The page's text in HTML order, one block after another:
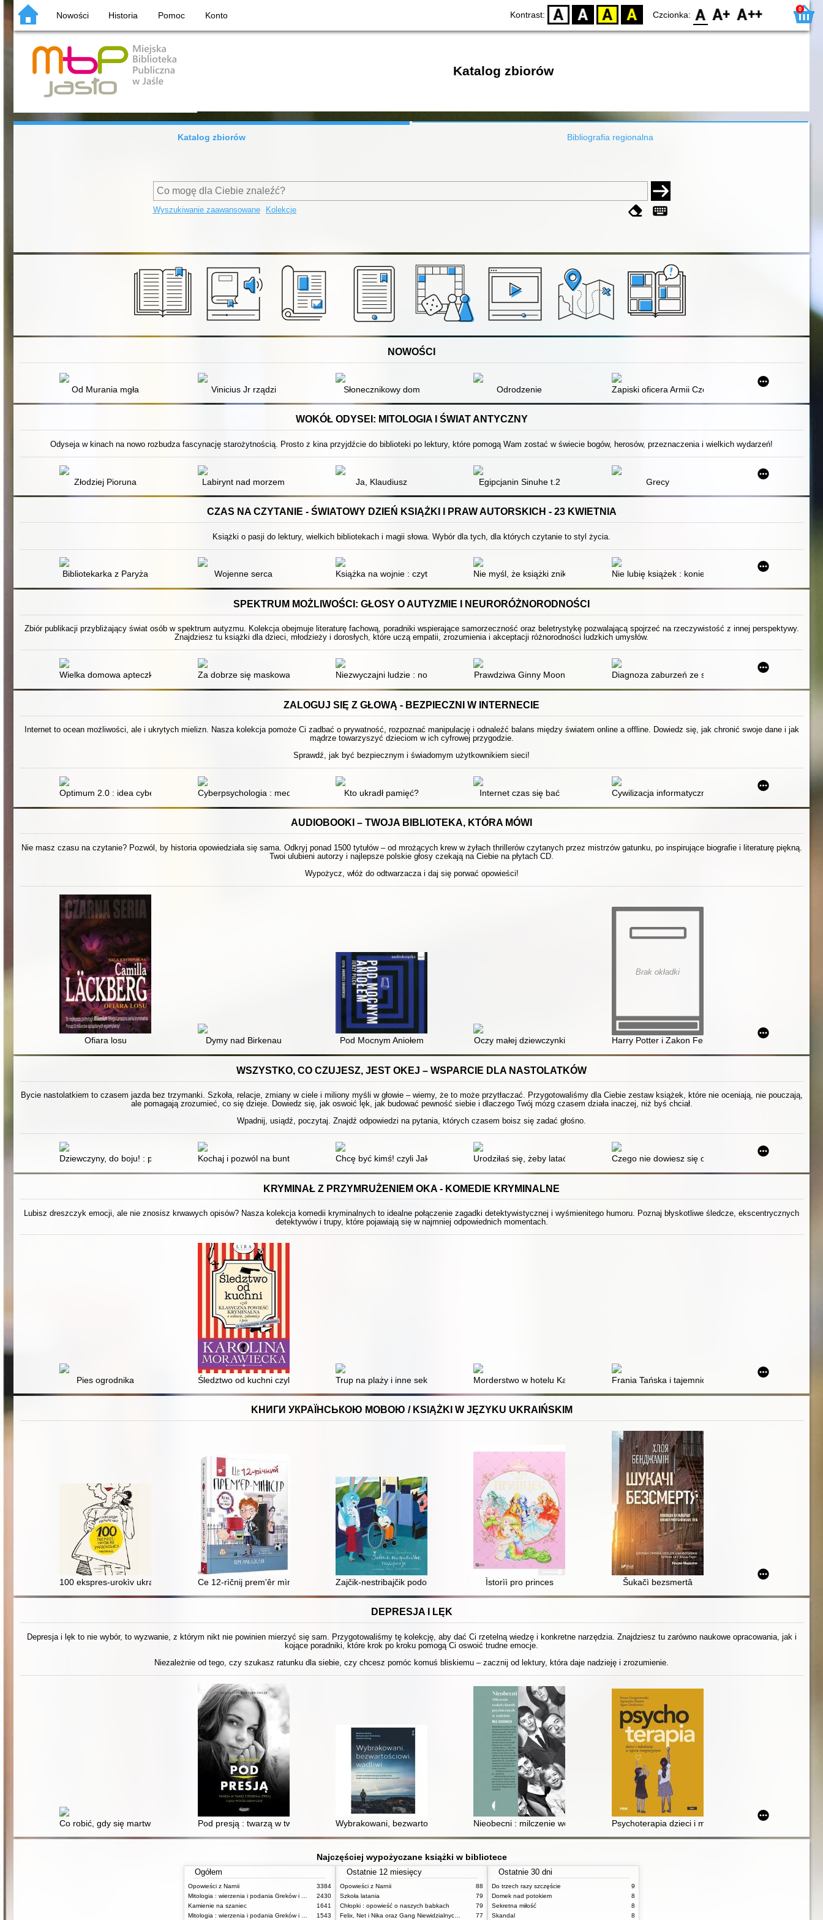
Nowości Historia Pomoc Konto Kontrast: D BW YB BY Czcionka: F0 F1 F2 0
Katalog zbiorów
Katalog zbiorów Bibliografia regionalna
Wyszukiwanie zaawansowane Kolekcje
NOWOŚCI
Od Murania mgła Vinicius Jr rządzi Słonecznikowy dom Odrodzenie Zapiski oficera Armii Czerwonej
WOKÓŁ ODYSEI: MITOLOGIA I ŚWIAT ANTYCZNY
Odyseja w kinach na nowo rozbudza fascynację starożytnością. Prosto z kina przyjdźcie do biblioteki po lektury, które pomogą Wam zostać w świecie bogów, herosów, przeznaczenia i wielkich wydarzeń!
Złodziej Pioruna Labirynt nad morzem Ja, Klaudiusz Egipcjanin Sinuhe t.2 Grecy
CZAS NA CZYTANIE - ŚWIATOWY DZIEŃ KSIĄŻKI I PRAW AUTORSKICH - 23 KWIETNIA
Książki o pasji do lektury, wielkich bibliotekach i magii słowa. Wybór dla tych, dla których czytanie to styl życia.
Bibliotekarka z Paryża Wojenne serca Książka na wojnie : czytanie w ogniu walkiNie myśl, że książki znikną Nie lubię książek : koniec kropka
SPEKTRUM MOŻLIWOŚCI: GŁOSY O AUTYZMIE I NEURORÓŻNORODNOŚCI
Zbiór publikacji przybliżający świat osób w spektrum autyzmu. Kolekcja obejmuje literaturę fachową, poradniki wspierające samorzeczność oraz beletrystykę pozwalającą spojrzeć na rzeczywistość z innej perspektywy.
Znajdziesz tu książki dla dzieci, młodzieży i dorosłych, które uczą empatii, zrozumienia i akceptacji różnorodności ludzkich umysłów.
Wielka domowa apteczka psychologiczna : 200 plansz terapeutycznych + materiały online : CBT toolbox
Za dobrze się maskowałam : rozmowy o doświadczeniach kobiet w spektrum autyzmu
Niezwyczajni ludzie : nowe spojrzenie na autyzm
Prawdziwa Ginny Moon Diagnoza zaburzeń ze spektrum autyzmu
ZALOGUJ SIĘ Z GŁOWĄ - BEZPIECZNI W INTERNECIE
Internet to ocean możliwości, ale i ukrytych mielizn. Nasza kolekcja pomoże Ci zadbać o prywatność, rozpoznać manipulację i odnaleźć balans między światem online a offline. Dowiedz się, jak chronić swoje dane i jak
mądrze towarzyszyć dzieciom w ich cyfrowej przygodzie.
Sprawdź, jak być bezpiecznym i świadomym użytkownikiem sieci!
Optimum 2.0 : idea cyberpsychologii pozytywnejCyberpsychologia : media - użytkownicy - zastosowania
Kto ukradł pamięć? Internet czas się bać Cywilizacja informatyczna i internet : konteksty
AUDIOBOOKI – TWOJA BIBLIOTEKA, KTÓRA MÓWI
Nie masz czasu na czytanie? Pozwól, by historia opowiedziała się sama. Odkryj ponad 1500 tytułów – od mrożących krew w żyłach thrillerów czytanych przez mistrzów gatunku, po inspirujące biografie i literaturę piękną.
Twoi ulubieni autorzy i najlepsze polskie głosy czekają na Ciebie na płytach CD.
Wypożycz, włóż do odtwarzacza i daj się porwać opowieści!
Ofiara losu Dymy nad Birkenau Pod Mocnym Aniołem Oczy małej dziewczynki
Brak okładki
Harry Potter i Zakon Feniksa. (CD 1-12) Cz. 1
WSZYSTKO, CO CZUJESZ, JEST OKEJ – WSPARCIE DLA NASTOLATKÓW
Bycie nastolatkiem to czasem jazda bez trzymanki. Szkoła, relacje, zmiany w ciele i miliony myśli w głowie – wiemy, że to może przytłaczać. Przygotowaliśmy dla Ciebie zestaw książek, które nie oceniają, nie pouczają,
ale pomagają zrozumieć, co się dzieje. Dowiedz się, jak oswoić lęk, jak budować pewność siebie i dlaczego Twój mózg czasem działa inaczej, niż byś chciał.
Wpadnij, usiądź, poczytaj. Znajdź odpowiedzi na pytania, których czasem boisz się zadać głośno.
Dziewczyny, do boju! : poradnik młodej aktywistkiKochaj i pozwól na bunt : jak towarzyszyć nastolatkom w dorastaniuChcę być kimś! czyli Jak osiągnąć cele w czasach, gdy wszyscy dookoła mają wywalone. [2]
Urodziłaś się, żeby latać : książka dla Twojej córkiCzego nie dowiesz się od koleżanek : poradnik
KRYMINAŁ Z PRZYMRUŻENIEM OKA - KOMEDIE KRYMINALNE
Lubisz dreszczyk emocji, ale nie znosisz krwawych opisów? Nasza kolekcja komedii kryminalnych to idealne połączenie zagadki detektywistycznej i wyśmienitego humoru. Poznaj błyskotliwe śledcze, ekscentrycznych
detektywów i trupy, które pojawiają się w najmniej odpowiednich momentach.
Pies ogrodnika Śledztwo od kuchni czyli Klasyczna powieść kryminalna o wdowie, zakonnicy i psie (z kulinarnym podtekstem)
Trup na plaży i inne sekrety rodzinneMorderstwo w hotelu Kattowitz Frania Tańska i tajemnica zaginionego obrazu
KНИГИ УКРАЇНСЬКОЮ МОВОЮ / KSIĄŻKI W JĘZYKU UKRAIŃSKIM
100 ekspres-urokìv ukraïns'koï. Častina 2Ce 12-rìčnij prem'êr mìnìstr Zajčik-nestribajčik podorožuê Ìstorìì pro princes Šukačì bezsmertâ
DEPRESJA I LĘK
Depresja i lęk to nie wybór, to wyzwanie, z którym nikt nie powinien mierzyć się sam. Przygotowaliśmy tę kolekcję, aby dać Ci rzetelną wiedzę i konkretne narzędzia. Znajdziesz tu zarówno naukowe opracowania, jak i
kojące poradniki, które krok po kroku pomogą Ci oswoić trudne emocje.
Niezależnie od tego, czy szukasz ratunku dla siebie, czy chcesz pomóc komuś bliskiemu – zacznij od lektury, która daje nadzieję i zrozumienie.
Co robić, gdy się martwisz : poradnik dla dzieciPod presją : twarzą w twarz z epidemią stresu i lęku wśród dziewczątWybrakowani, bezwartościowi, wadliwi : zmień autodestrukcyjne przekonania dzięki technikom terapii schematów oraz ACT
Nieobecni : milczenie wokół chorób psychicznych w rodzinie
Psychoterapia dzieci i młodzieży w ujęciu
Najczęściej wypożyczane książki w bibliotece
Ogółem
Opowieści z Narnii
3384
2430
Kamienie na szaniec
1641
1543
Ostatnie 12 miesięcy
Opowieści z Narnii
88
Szkoła latania
79
Chłopki : opowieść o naszych babkach
79
77
Ostatnie 30 dni
Do trzech razy szczęście
9
Domek nad potokiem
8
Sekretna miłość
8
Skandal
8